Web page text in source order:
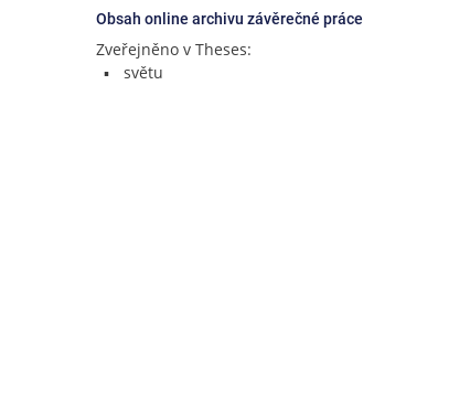
Obsah online archivu závěrečné práce
Zveřejněno v Theses:
světu